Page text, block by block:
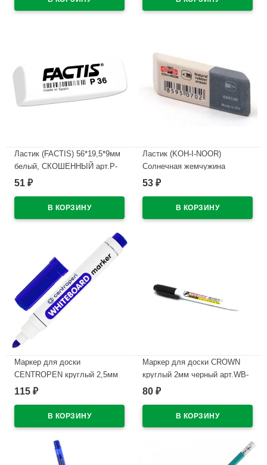
Ластик (FACTIS) 56*19,5*9мм
белый, СКОШЕННЫЙ арт.P-
36
51 ₽
Ластик (KOH-I-NOOR)
Солнечная жемчужина
(Sunpearl) 60*18мм
53 ₽
Маркер для доски
CENTROPEN круглый 2,5мм
синий арт.8559/1С/8569
115 ₽
Маркер для доски CROWN
круглый 2мм черный арт.WB-
505
80 ₽